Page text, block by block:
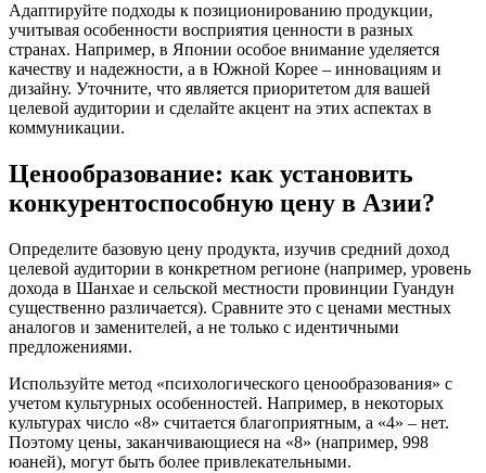
Адаптируйте подходы к позиционированию продукции,
учитывая особенности восприятия ценности в разных
странах. Например, в Японии особое внимание уделяется
качеству и надежности, а в Южной Корее – инновациям и
дизайну. Уточните, что является приоритетом для вашей
целевой аудитории и сделайте акцент на этих аспектах в
коммуникации.
Ценообразование: как установить
конкурентоспособную цену в Азии?
Определите базовую цену продукта, изучив средний доход
целевой аудитории в конкретном регионе (например, уровень
дохода в Шанхае и сельской местности провинции Гуандун
существенно различается). Сравните это с ценами местных
аналогов и заменителей, а не только с идентичными
предложениями.
Используйте метод «психологического ценообразования» с
учетом культурных особенностей. Например, в некоторых
культурах число «8» считается благоприятным, а «4» – нет.
Поэтому цены, заканчивающиеся на «8» (например, 998
юаней), могут быть более привлекательными.